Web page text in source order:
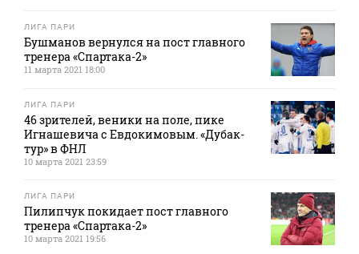
ЛИГА ПАРИ
Бушманов вернулся на пост главного
тренера «Спартака-2»
11 марта 2021 18:00
ЛИГА ПАРИ
46 зрителей, веники на поле, пике
Игнашевича с Евдокимовым. «Дубак-
тур» в ФНЛ
10 марта 2021 23:59
ЛИГА ПАРИ
Пилипчук покидает пост главного
тренера «Спартака-2»
10 марта 2021 19:56